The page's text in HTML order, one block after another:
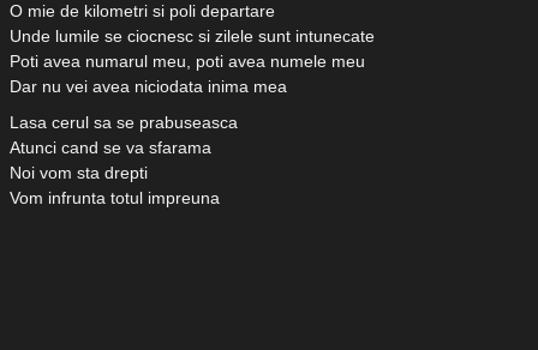
O mie de kilometri si poli departare
Unde lumile se ciocnesc si zilele sunt intunecate
Poti avea numarul meu, poti avea numele meu
Dar nu vei avea niciodata inima mea
Lasa cerul sa se prabuseasca
Atunci cand se va sfarama
Noi vom sta drepti
Vom infrunta totul impreuna